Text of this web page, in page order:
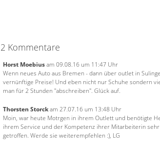
2 Kommentare
Horst Moebiusam 09.08.16 um 11:47 Uhr
Wenn neues Auto aus Bremen - dann über outlet in
vernünftige Preise! Und eben nicht nur Schuhe sondern
man für 2 Stunden "abschreiben". Glück auf.
Thorsten Storckam 27.07.16 um 13:48 Uhr
Moin, war heute Motrgen in ihrem Outlett und benötigte
ihrem Service und der Kompetenz ihrer Mitarbeiterin
getroffen. Werde sie weiterempfehlen :), LG